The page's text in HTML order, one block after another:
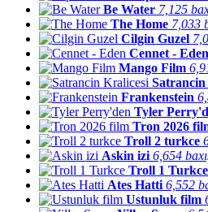
Be Water 7,125
The Home 7,033
Cilgin Guzel
Cennet - Eden
Mango Film
Frankenstein
Tyler
Tron 2026
Troll 2 turkce
Askin izi 6,654
Troll 1 Turkce
Ates Hatti 6,552
Ustunluk film